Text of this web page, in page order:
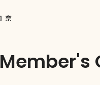
Member's